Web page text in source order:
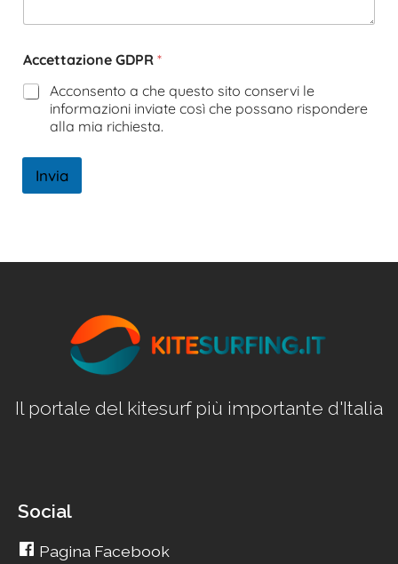
Accettazione GDPR *
Acconsento a che questo sito conservi le
informazioni inviate così che possano rispondere
alla mia richiesta.
Invia
Il portale del kitesurf più importante d'Italia
Social
Pagina Facebook